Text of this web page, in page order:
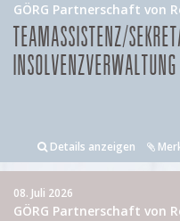
GÖRG Partnerschaft von
TEAMASSISTENZ/
Details anzeigen
08. Juli 2026
GÖRG Partnerschaft von